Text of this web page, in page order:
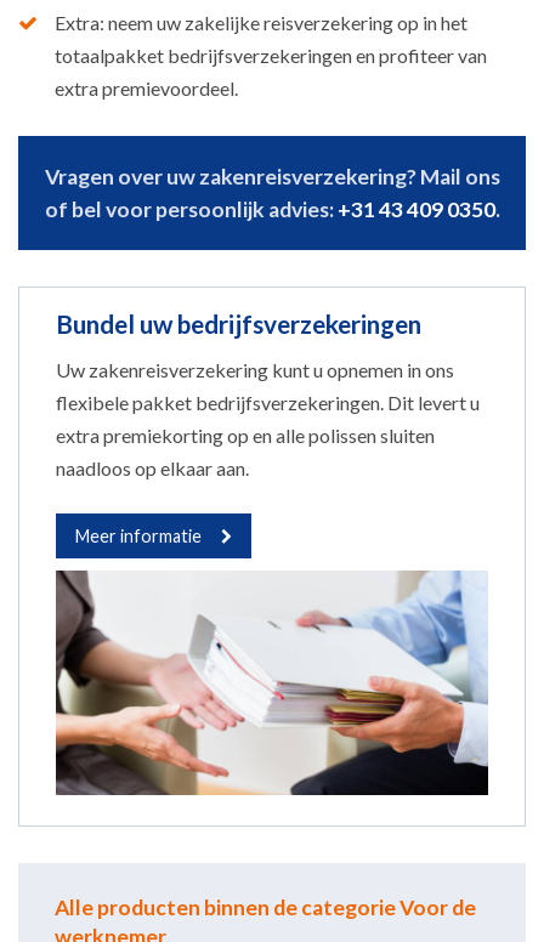
Extra: neem uw zakelijke reisverzekering op in het
totaalpakket bedrijfsverzekeringen en profiteer van
extra premievoordeel.
Vragen over uw zakenreisverzekering? Mail ons
of bel voor persoonlijk advies:+31 43 409 0350.
Bundel uw bedrijfsverzekeringen
Uw zakenreisverzekering kunt u opnemen in ons
flexibele pakket bedrijfsverzekeringen. Dit levert u
extra premiekorting op en alle polissen sluiten
naadloos op elkaar aan.
Meer informatie
Alle producten binnen de categorie Voor de
werknemer